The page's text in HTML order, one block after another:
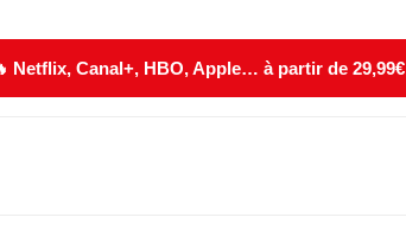
Netflix, Canal+, HBO, Apple… à partir de 29,99€